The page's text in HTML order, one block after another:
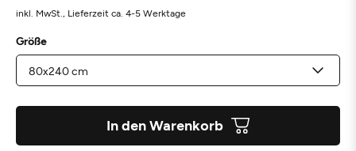
inkl. MwSt., Lieferzeit ca. 4-5 Werktage
Größe
In den Warenkorb